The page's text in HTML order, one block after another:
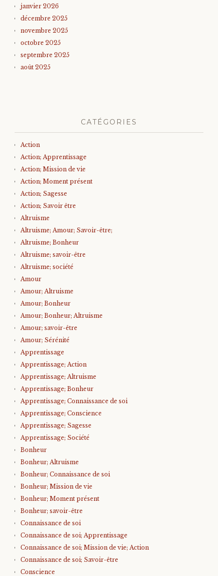
janvier 2026
décembre 2025
novembre 2025
octobre 2025
septembre 2025
août 2025
CATÉGORIES
Action
Action; Apprentissage
Action; Mission de vie
Action; Moment présent
Action; Sagesse
Action; Savoir être
Altruisme
Altruisme; Amour; Savoir-être;
Altruisme; Bonheur
Altruisme; savoir-être
Altruisme; société
Amour
Amour; Altruisme
Amour; Bonheur
Amour; Bonheur; Altruisme
Amour; savoir-être
Amour; Sérénité
Apprentissage
Apprentissage; Action
Apprentissage; Altruisme
Apprentissage; Bonheur
Apprentissage; Connaissance de soi
Apprentissage; Conscience
Apprentissage; Sagesse
Apprentissage; Société
Bonheur
Bonheur; Altruisme
Bonheur; Connaissance de soi
Bonheur; Mission de vie
Bonheur; Moment présent
Bonheur; savoir-être
Connaissance de soi
Connaissance de soi; Apprentissage
Connaissance de soi; Mission de vie; Action
Connaissance de soi; Savoir-être
Conscience